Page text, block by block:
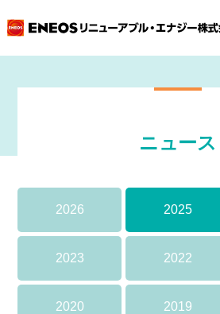
ニュース
2026 2025
2023 2022
2020 2019